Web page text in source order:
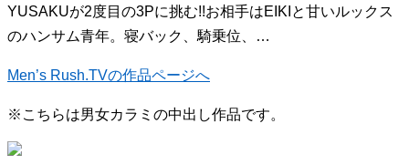
YUSAKUが2度目の3Pに挑む!!お相手はEIKIと甘いルックス
のハンサム青年。寝バック、騎乗位、…
Men’s Rush.TVの作品ページへ
※こちらは男女カラミの中出し作品です。